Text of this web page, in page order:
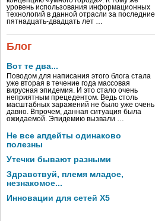
уровень использования информационных
технологий в данной отрасли за последние
пятнадцать-двадцать лет …
Блог
Вот те два...
Поводом для написания этого блога стала
уже вторая в течение года массовая
вирусная эпидемия. И это стало очень
неприятным прецедентом. Ведь столь
масштабных заражений не было уже очень
давно. Впрочем, данная ситуация была
ожидаемой. Эпидемию вызвали …
Не все апдейты одинаково
полезны
Утечки бывают разными
Здравствуй, племя младое,
незнакомое...
Инновации для сетей X5